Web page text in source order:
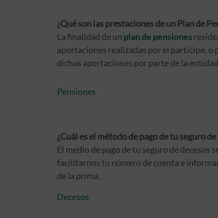
¿Qué son las prestaciones de un Plan de
La finalidad de un plan de pensiones
aportaciones realizadas por el partícipe,
dichas aportaciones por parte de la
Pensiones
¿Cuál es el método de pago de tu seguro de
El medio de pago de tu seguro de
facilitarnos tu número de cuenta e
de la prima.
Decesos